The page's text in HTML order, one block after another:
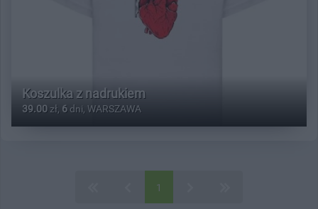
Koszulka z nadrukiem
39.00 zł, 6 dni, WARSZAWA
1